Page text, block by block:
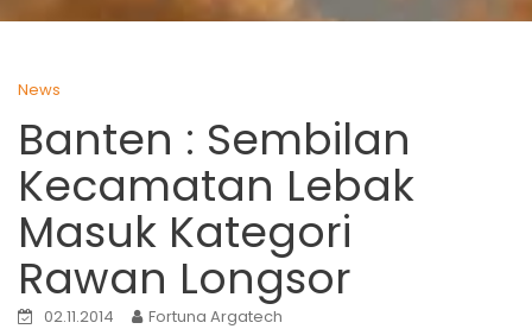
News
Banten : Sembilan
Kecamatan Lebak
Masuk Kategori
Rawan Longsor
02.11.2014 Fortuna Argatech